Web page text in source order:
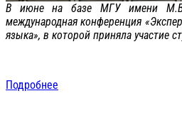
В июне на базе МГУ имени М.В.
международная конференция
языка», в которой приняла участие
Подробнее